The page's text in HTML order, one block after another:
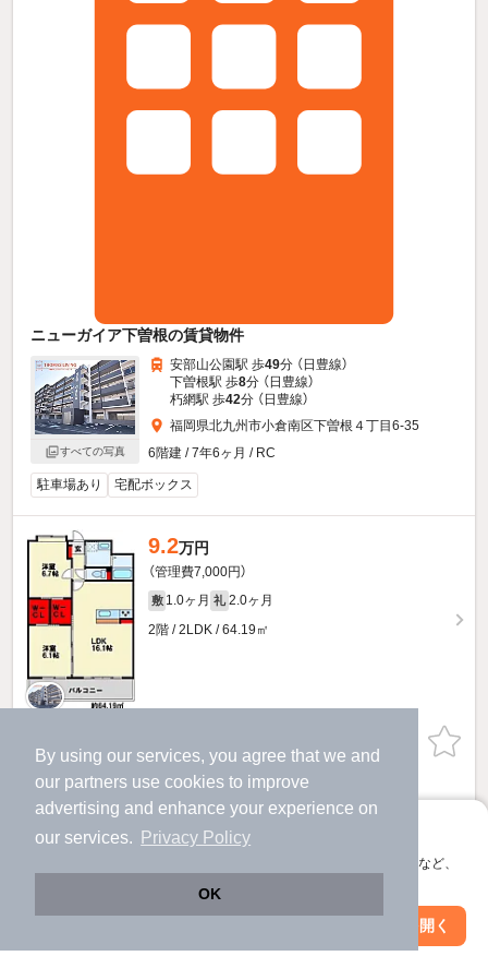
By using our services, you agree that we and
our partners use cookies to improve
advertising and enhance your experience on
our services.
Privacy Policy
OK
アプリに切り替えて、サクサクお部屋探し
会員登録なしですぐ使える。マップ検索やお気に入り保存など、
アプリを開く
ニューガイア下曽根の賃貸物件
すべての写真
安部山公園駅 歩49分 （日豊線）
下曽根駅 歩8分 （日豊線）
朽網駅 歩42分 （日豊線）
福岡県北九州市小倉南区下曽根４丁目6-35
6階建 / 7年6ヶ月 / RC
駐車場あり 宅配ボックス
9.2万円
（管理費7,000円）
敷 1.0ヶ月 礼 2.0ヶ月
2階 / 2LDK / 64.19㎡
提供
9.2万円
（管理費7,000円）
1.0ヶ月 礼
絞り込み条件を変更